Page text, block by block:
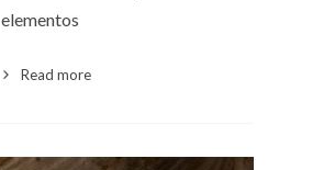
elementos
Read more